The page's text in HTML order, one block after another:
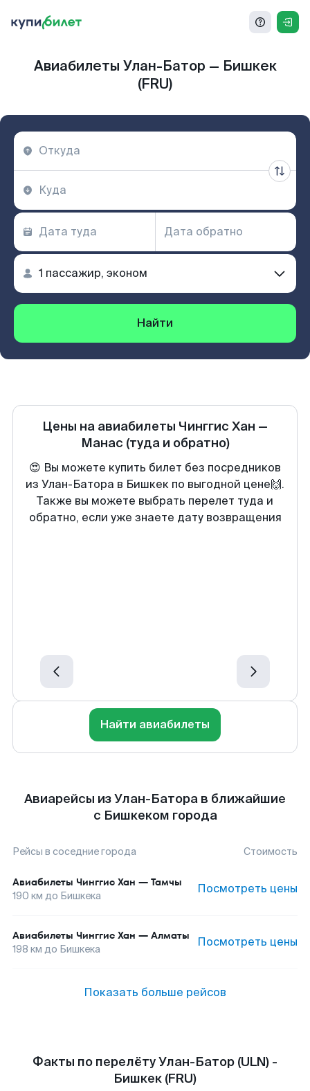
Авиабилеты Улан-Батор — Бишкек
(FRU)
Найти
Цены на авиабилеты Чинггис Хан —
Манас (туда и обратно)
😍 Вы можете купить билет без посредников
из Улан-Батора в Бишкек по выгодной цене🙌.
Также вы можете выбрать перелет туда и
обратно, если уже знаете дату возвращения
Найти авиабилеты
Авиарейсы из Улан-Батора в ближайшие
с Бишкеком города
Рейсы в соседние города Стоимость
Авиабилеты Чинггис Хан — Тамчы
190 км до Бишкека Посмотреть цены
Авиабилеты Чинггис Хан — Алматы
198 км до Бишкека Посмотреть цены
Показать больше рейсов
Факты по перелёту Улан-Батор (ULN) -
Бишкек (FRU)